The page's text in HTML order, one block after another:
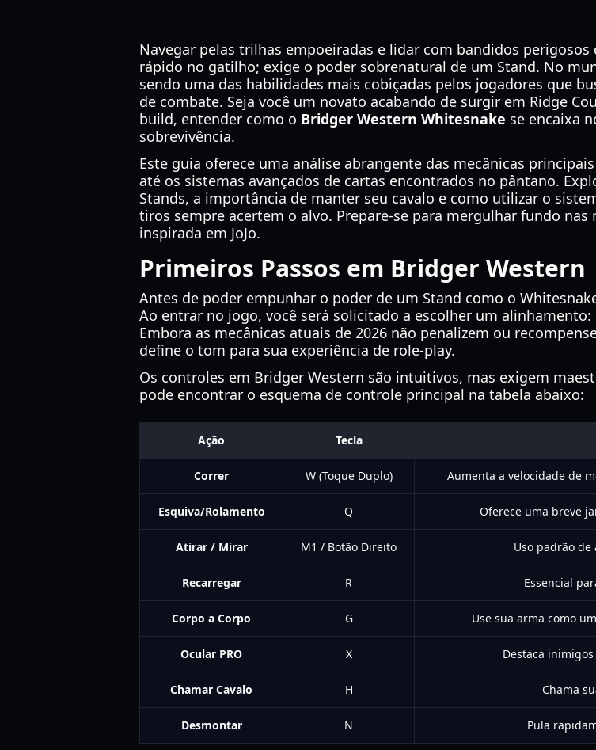
Navegar pelas trilhas empoeiradas e lidar com bandidos
rápido no gatilho; exige o poder sobrenatural de um Stand. No
sendo uma das habilidades mais cobiçadas pelos jogadores que
de combate. Seja você um novato acabando de surgir em Ridge
build, entender como o Bridger Western Whitesnake se encaixa
sobrevivência.
Este guia oferece uma análise abrangente das mecânicas
até os sistemas avançados de cartas encontrados no pântano.
Stands, a importância de manter seu cavalo e como utilizar o
tiros sempre acertem o alvo. Prepare-se para mergulhar fundo
inspirada em JoJo.
Primeiros Passos em Bridger Western
Antes de poder empunhar o poder de um Stand como o
Ao entrar no jogo, você será solicitado a escolher um alinhamento:
Embora as mecânicas atuais de 2026 não penalizem ou
define o tom para sua experiência de role-play.
Os controles em Bridger Western são intuitivos, mas exigem
pode encontrar o esquema de controle principal na tabela abaixo:
Ação Tecla
Correr W (Toque Duplo) Aumenta a velocidade de
Esquiva/Rolamento Q Oferece uma breve
Atirar / Mirar M1 / Botão Direito Uso padrão
Recarregar R Essencial
Corpo a Corpo G Use sua arma como
Ocular PRO X Destaca
Chamar Cavalo H Chama
Desmontar N Pula